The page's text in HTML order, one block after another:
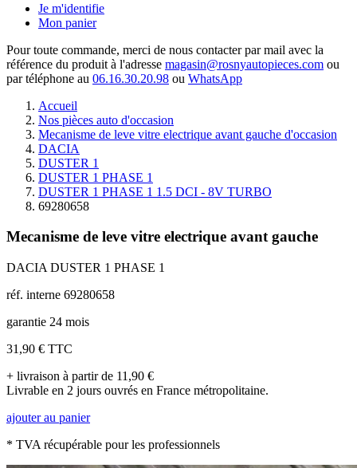
Je m'identifie
Mon panier
Pour toute commande, merci de nous contacter par mail avec la
référence du produit à l'adresse magasin@rosnyautopieces.com ou
par téléphone au 06.16.30.20.98 ou WhatsApp
Accueil
Nos pièces auto d'occasion
Mecanisme de leve vitre electrique avant gauche d'occasion
DACIA
DUSTER 1
DUSTER 1 PHASE 1
DUSTER 1 PHASE 1 1.5 DCI - 8V TURBO
69280658
Mecanisme de leve vitre electrique avant gauche
DACIA DUSTER 1 PHASE 1
réf. interne 69280658
garantie 24 mois
31,90 € TTC
+ livraison à partir de 11,90 €
Livrable en 2 jours ouvrés en France métropolitaine.
ajouter au panier
* TVA récupérable pour les professionnels